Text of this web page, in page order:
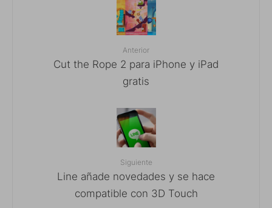
Anterior
Cut the Rope 2 para iPhone y iPad
gratis
Siguiente
Line añade novedades y se hace
compatible con 3D Touch